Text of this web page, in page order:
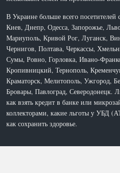
В Украине больше всего посетителей
Киев, Днепр, Одесса, Запорожье,
Мариуполь, Кривой Рог, Луганск,
Чернигов, Полтава, Черкассы,
Сумы, Ровно, Горловка, Ивано-
Кропивницкий, Тернополь,
Краматорск, Мелитополь, Ужгород,
Бровары, Павлоград,
как взять кредит в банке или
коллекторами, какие льготы у УБД
как сохранить здоровье.